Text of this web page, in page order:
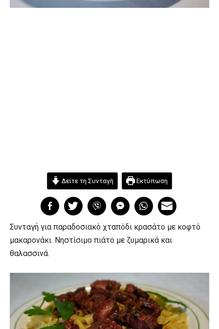
Δείτε τη Συνταγή Εκτύπωση
Συνταγή για παραδοσιακό χταπόδι κρασάτο με κοφτό
μακαρονάκι. Νηστίσιμο πιάτο με ζυμαρικά και
θαλασσινά.